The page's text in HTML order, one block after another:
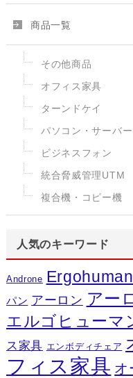
商品一覧
その他商品
オフィス家具
ターンドケイ
パソコン・サーバー
ビジネスフォン
統合脅威管理UTM
複合機・コピー機
人気のキーワード
Androne Ergohuman
パン アーロン アー
エルゴヒューマ
ス家具 エンボディチェア
フィス家具 オ